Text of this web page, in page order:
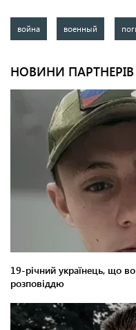
война военный